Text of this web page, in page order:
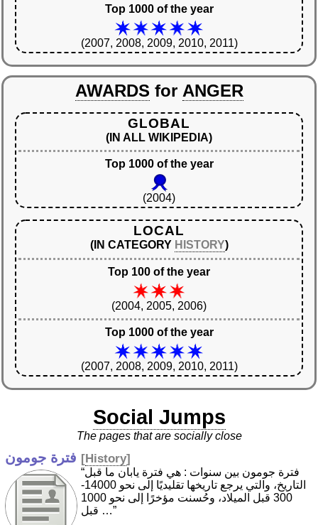
Top 1000 of the year
(2007, 2008, 2009, 2010, 2011)
AWARDS for ANGER
GLOBAL
(IN ALL WIKIPEDIA)
Top 1000 of the year
(2004)
LOCAL
(IN CATEGORY HISTORY)
Top 100 of the year
(2004, 2005, 2006)
Top 1000 of the year
(2007, 2008, 2009, 2010, 2011)
Social Jumps
The pages that are socially close
فترة جومون [History]
“فترة جومون بين سنوات : هي فترة يابان ما قبل
التاريخ، والتي يرجع تاريخها تقليديًا إلى نحو 14000-
300 قبل الميلاد، وحُسنت مؤخرًا إلى نحو 1000
قبل …”